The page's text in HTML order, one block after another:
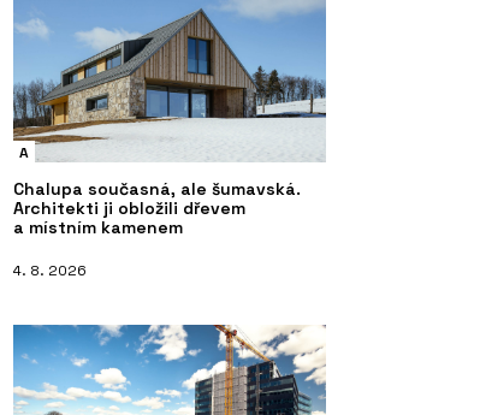
A
Chalupa současná, ale šumavská.
Architekti ji obložili dřevem
a místním kamenem
4. 8. 2026